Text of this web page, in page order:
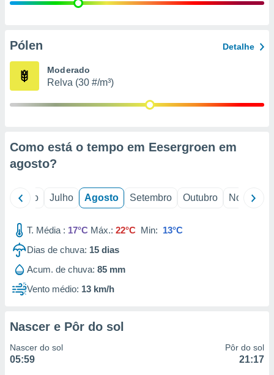
e
de
Pólen Detalhe
Moderado
Relva (30 #/m³)
Como está o tempo em Eesergroen em
agosto?
Junho Julho Agosto Setembro Outubro Novembro
T. Média : 17°C Máx.: 22°C Min: 13°C
Dias de chuva: 15 dias
Acum. de chuva: 85 mm
Vento médio: 13 km/h
Nascer e Pôr do sol
Nascer do sol
05:59
Pôr do sol
21:17